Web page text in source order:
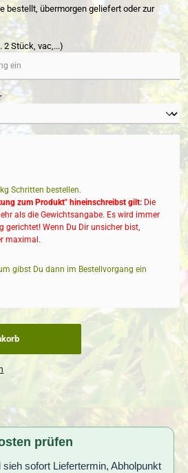
bestellt, übermorgen geliefert oder zur
2 Stück, vac,...)
kg Schritten bestellen.
zum Produkt" hineinschreibst gilt: Die
als die Gewichtsangabe. Es wird immer
gerichtet! Wenn Du Dir unsicher bist,
maximal.
gibst Du dann im Bestellvorgang ein
prüfen
sofort Liefertermin, Abholpunkt